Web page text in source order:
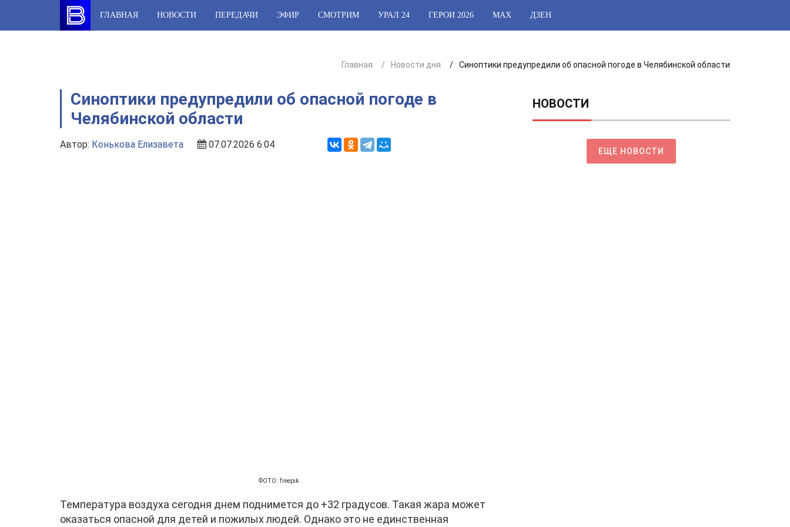
content
ГЛАВНАЯ НОВОСТИ ПЕРЕДАЧИ ЭФИР СМОТРИМ УРАЛ 24 ГЕРОИ 2026 МАХ ДЗЕН
Главная Новости дня Синоптики предупредили об опасной погоде в Челябинской области
Синоптики предупредили об опасной погоде в
Челябинской области
Автор: Конькова Елизавета 07.07.2026 6:04
ФОТО: freepik
Температура воздуха сегодня днем поднимется до +32 градусов. Такая жара может
оказаться опасной для детей и пожилых людей. Однако это не единственная
НОВОСТИ
ЕЩЕ НОВОСТИ